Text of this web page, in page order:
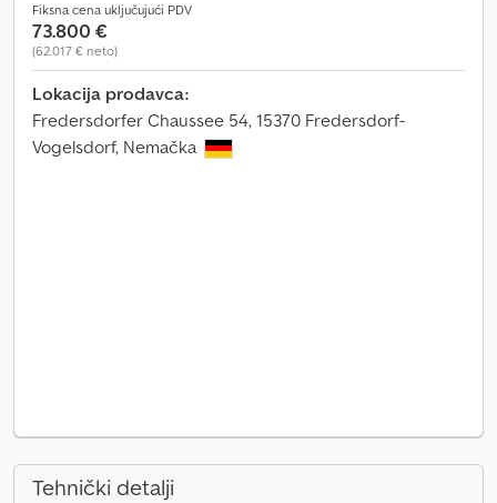
Fiksna cena uključujući PDV
73.800 €
(62.017 € neto)
Lokacija prodavca:
Fredersdorfer Chaussee 54, 15370 Fredersdorf-
Vogelsdorf, Nemačka
Tehnički detalji